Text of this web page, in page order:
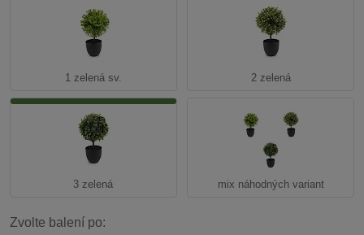
1 zelená sv. 2 zelená
3 zelená mix náhodných variant
Zvolte balení po: